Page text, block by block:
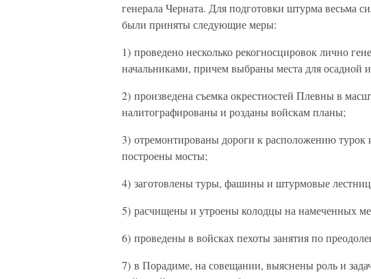
генерала Черната. Для подготовки штурма весьма
были приняты следующие меры:
1) проведено несколько рекогносцировок лично
начальниками, причем выбраны места для осадной
2) произведена съемка окрестностей Плевны в
налитографированы и розданы войскам планы;
3) отремонтированы дороги к расположению
построены мосты;
4) заготовлены туры, фашины и штурмовые
5) расчищены и утроены колодцы на намеченных
6) проведены в войсках пехоты занятия по
7) в Порадиме, на совещании, выяснены роль и